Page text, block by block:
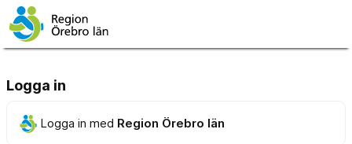
Logga in
Logga in med Region Örebro län